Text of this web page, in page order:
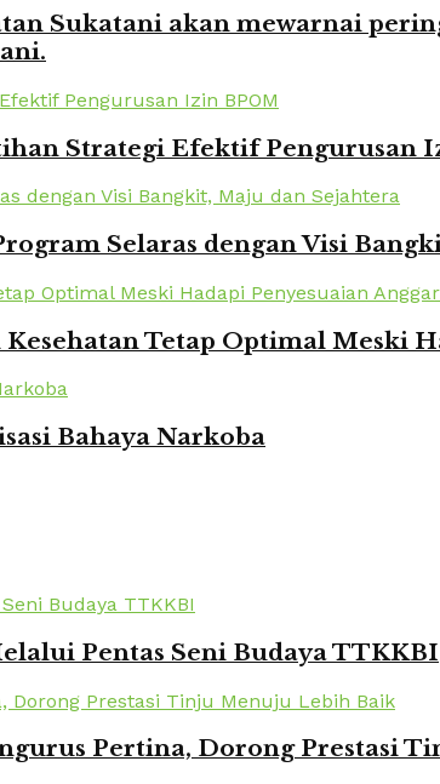
Sukatani akan mewarnai
Strategi Efektif Pengurusan
Selaras dengan Visi
Tetap Optimal Meski
Bahaya Narkoba
Pentas Seni Budaya TTKKBI
Pertina, Dorong Prestasi